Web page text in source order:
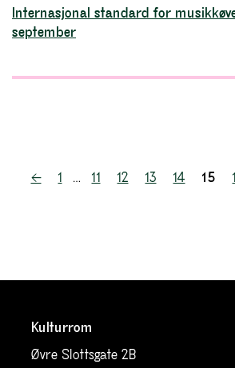
Internasjonal standard for
september
Sidepaginering
← 1 … 11 12 13 14 15
Kulturrom
Øvre Slottsgate 2B